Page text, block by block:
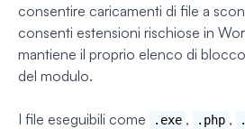
consentire caricamenti di file a
consenti estensioni rischiose in
mantiene il proprio elenco di
del modulo.
I file eseguibili come .exe , .php ,